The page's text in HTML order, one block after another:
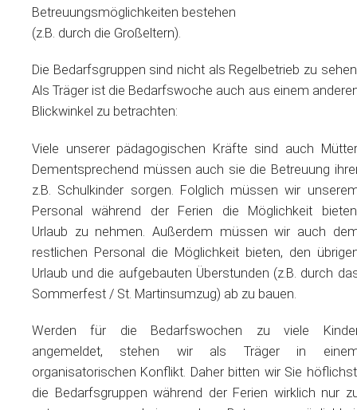
Betreuungsmöglichkeiten bestehen
(z.B. durch die Großeltern).
Die Bedarfsgruppen sind nicht als Regelbetrieb zu
Als Träger ist die Bedarfswoche auch aus einem
Blickwinkel zu betrachten:
Viele unserer pädagogischen Kräfte sind auch
Dementsprechend müssen auch sie die Betreuung
z.B. Schulkinder sorgen. Folglich müssen wir
Personal während der Ferien die Möglichkeit
Urlaub zu nehmen. Außerdem müssen wir auch
restlichen Personal die Möglichkeit bieten, den
Urlaub und die aufgebauten Überstunden (z.B. durch
Sommerfest / St. Martinsumzug) ab zu bauen.
Werden für die Bedarfswochen zu viele
angemeldet, stehen wir als Träger in
organisatorischen Konflikt. Daher bitten wir Sie
die Bedarfsgruppen während der Ferien wirklich nur